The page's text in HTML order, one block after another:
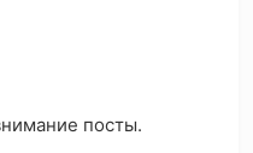
посты.